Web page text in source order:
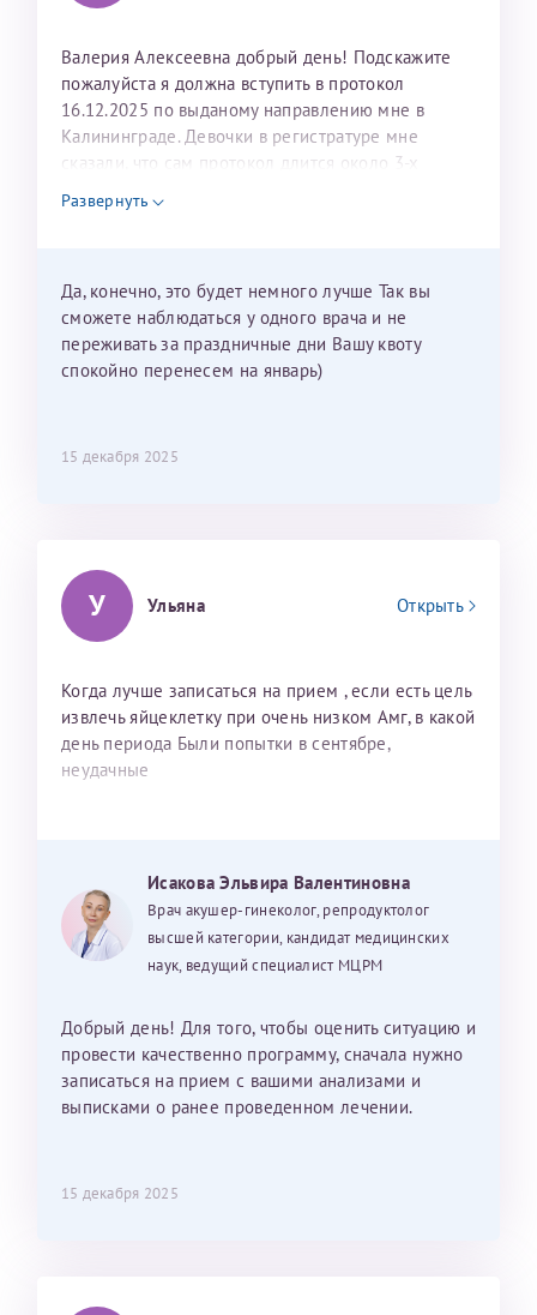
Валерия Алексеевна добрый день! Подскажите
пожалуйста я должна вступить в протокол
16.12.2025 по выданому направлению мне в
Калининграде. Девочки в регистратуре мне
сказали, что сам протокол длится около 3-х
недель и 3 недели я должна находится в Питере.
Можно мне новый год провести в Калининграде и
Развернуть
Да, конечно, это будет немного лучше Так вы
сможете наблюдаться у одного врача и не
переживать за праздничные дни Вашу квоту
спокойно перенесем на январь)
15 декабря 2025
У Ульяна Открыть
Когда лучше записаться на прием , если есть цель
извлечь яйцеклетку при очень низком Амг, в какой
день периода Были попытки в сентябре,
неудачные
Исакова Эльвира Валентиновна
Врач акушер-гинеколог, репродуктолог
высшей категории, кандидат медицинских
наук, ведущий специалист МЦРМ
Добрый день! Для того, чтобы оценить ситуацию и
провести качественно программу, сначала нужно
записаться на прием с вашими анализами и
выписками о ранее проведенном лечении.
15 декабря 2025